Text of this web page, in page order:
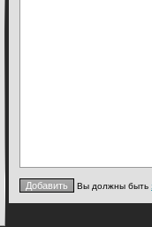
Вы должны быть